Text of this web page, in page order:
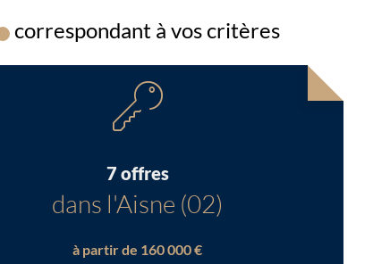
Chargement...
correspondant à vos critères
7 offres
dans l'Aisne (02)
à partir de 160 000 €